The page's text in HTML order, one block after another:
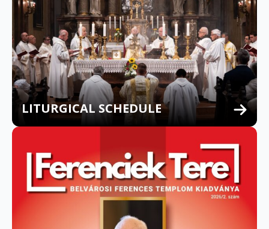
LITURGICAL SCHEDULE